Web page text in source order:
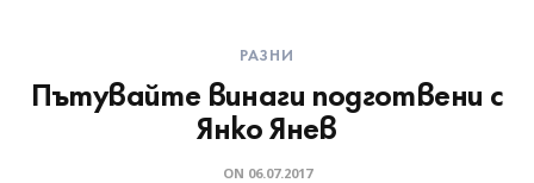
РАЗНИ
Пътувайте винаги подготвени с
Янко Янев
ON 06.07.2017